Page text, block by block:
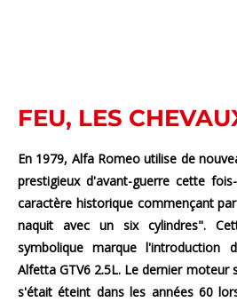
FEU, LES
En 1979, Alfa Romeo utilise de
prestigieux d'avant-guerre cette
caractère historique commençant
naquit avec un six cylindres".
symbolique marque l'introduction
Alfetta GTV6 2.5L. Le dernier moteur
s'était éteint dans les années 60